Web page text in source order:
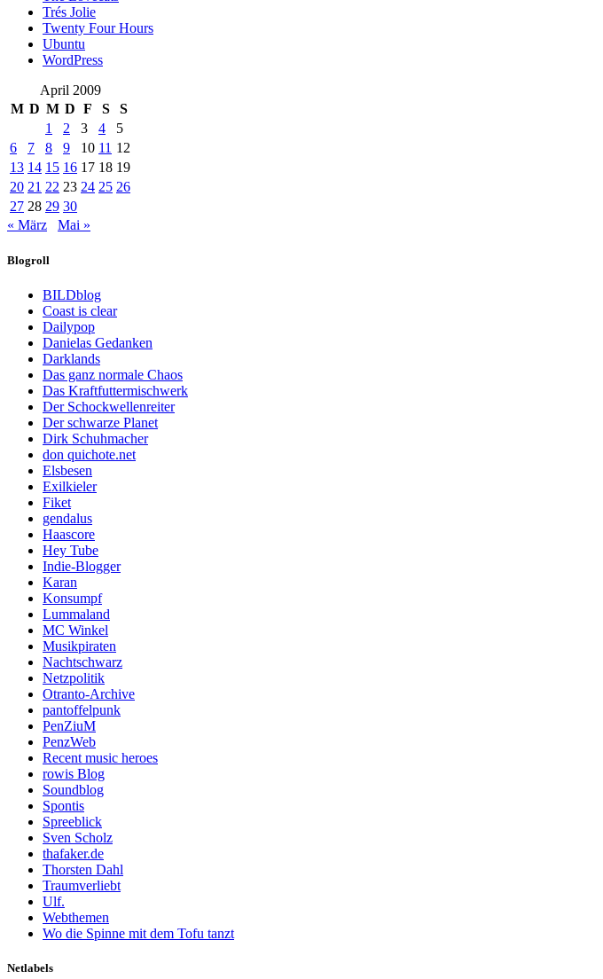
Trés Jolie
Twenty Four Hours
Ubuntu
WordPress
April 2009
M D M D F S
S
1
2 3 4
5
6
7 8 9 10 11 12
13 14 15 16 17 18 19
20 21 22 23 24 25 26
27 28 29 30
« März
Mai »
Blogroll
BILDblog
Coast is clear
Dailypop
Danielas Gedanken
Darklands
Das ganz normale Chaos
Das Kraftfuttermischwerk
Der Schockwellenreiter
Der schwarze Planet
Dirk Schuhmacher
don quichote.net
Elsbesen
Exilkieler
Fiket
gendalus
Haascore
Hey Tube
Indie-Blogger
Karan
Konsumpf
Lummaland
MC Winkel
Musikpiraten
Nachtschwarz
Netzpolitik
Otranto-Archive
pantoffelpunk
PenZiuM
PenzWeb
Recent music heroes
rowis Blog
Soundblog
Spontis
Spreeblick
Sven Scholz
thafaker.de
Thorsten Dahl
Traumverliebt
Ulf.
Webthemen
Wo die Spinne mit dem Tofu tanzt
Netlabels